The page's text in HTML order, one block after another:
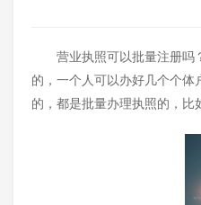
营业执照可以批量注册吗
的，一个人可以办好几个个
的，都是批量办理执照的，比